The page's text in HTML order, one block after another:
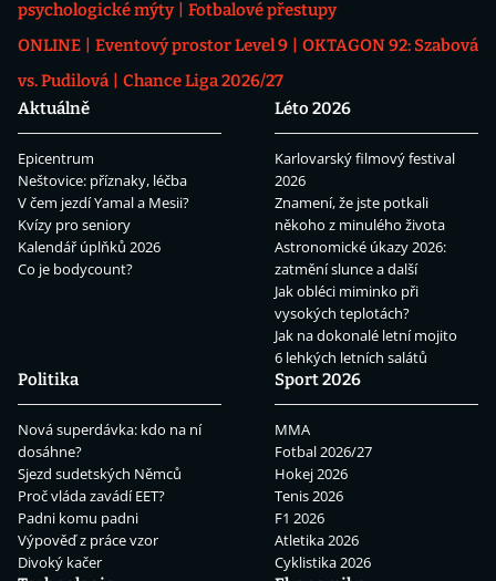
psychologické mýty
Fotbalové přestupy
ONLINE
Eventový prostor Level 9
OKTAGON 92: Szabová
vs. Pudilová
Chance Liga 2026/27
Aktuálně
Epicentrum
Neštovice: příznaky, léčba
V čem jezdí Yamal a Mesii?
Kvízy pro seniory
Kalendář úplňků 2026
Co je bodycount?
Léto 2026
Karlovarský filmový festival
2026
Znamení, že jste potkali
někoho z minulého života
Astronomické úkazy 2026:
zatmění slunce a další
Jak obléci miminko při
vysokých teplotách?
Jak na dokonalé letní mojito
6 lehkých letních salátů
Politika
Nová superdávka: kdo na ní
dosáhne?
Sjezd sudetských Němců
Proč vláda zavádí EET?
Padni komu padni
Výpověď z práce vzor
Divoký kačer
Sport 2026
MMA
Fotbal 2026/27
Hokej 2026
Tenis 2026
F1 2026
Atletika 2026
Cyklistika 2026